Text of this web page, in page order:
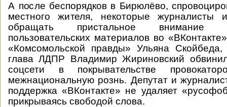
А после беспорядков в Бирюлёво,
местного жителя, некоторые журналисты
обращать пристальное внимание
пользовательских материалов во
«Комсомольской правды» Ульяна
глава ЛДПР Владимир Жириновский
соцсети в покрывательстве
межнациональную рознь. Депутат и
поддержка «ВКонтакте» не удаляет
прикрываясь свободой слова.